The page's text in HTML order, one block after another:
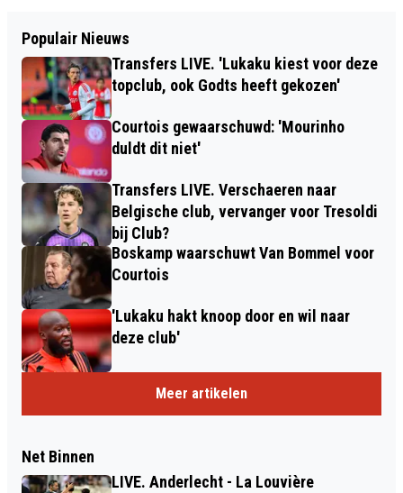
Populair Nieuws
Transfers LIVE. 'Lukaku kiest voor deze
topclub, ook Godts heeft gekozen'
Courtois gewaarschuwd: 'Mourinho
duldt dit niet'
Transfers LIVE. Verschaeren naar
Belgische club, vervanger voor Tresoldi
bij Club?
Boskamp waarschuwt Van Bommel voor
Courtois
'Lukaku hakt knoop door en wil naar
deze club'
Meer artikelen
Net Binnen
LIVE. Anderlecht - La Louvière